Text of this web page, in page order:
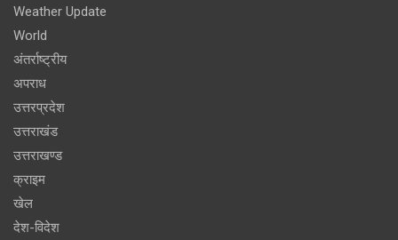
Weather Update
World
अंतर्राष्ट्रीय
अपराध
उत्तरप्रदेश
उत्तराखंड
उत्तराखण्ड
क्राइम
खेल
देश-विदेश